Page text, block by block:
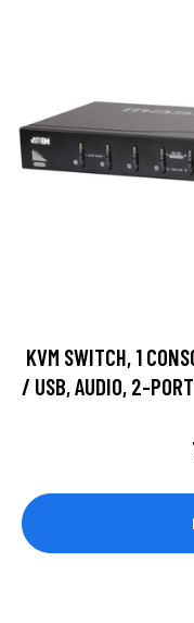
KVM SWITCH, 1
/ USB, AUDIO, 2-